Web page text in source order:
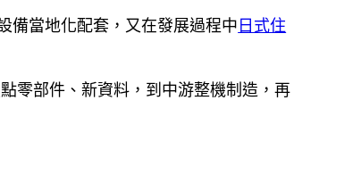
備當地化配套，又在發展過程中 日式住
零部件、新資料，到中游整機制造，再